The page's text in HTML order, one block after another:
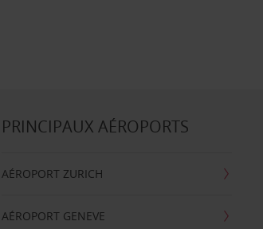
PRINCIPAUX AÉROPORTS
AÉROPORT ZURICH
AÉROPORT GENEVE